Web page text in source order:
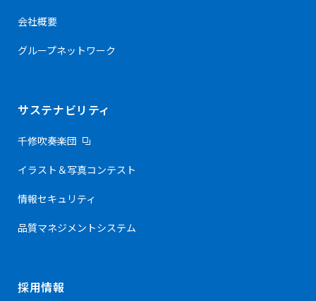
会社概要
グループネットワーク
サステナビリティ
千修吹奏楽団
イラスト＆写真コンテスト
情報セキュリティ
品質マネジメントシステム
採用情報